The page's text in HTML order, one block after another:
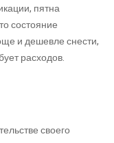
пятна
состояние
и дешевле снести,
расходов.
своего